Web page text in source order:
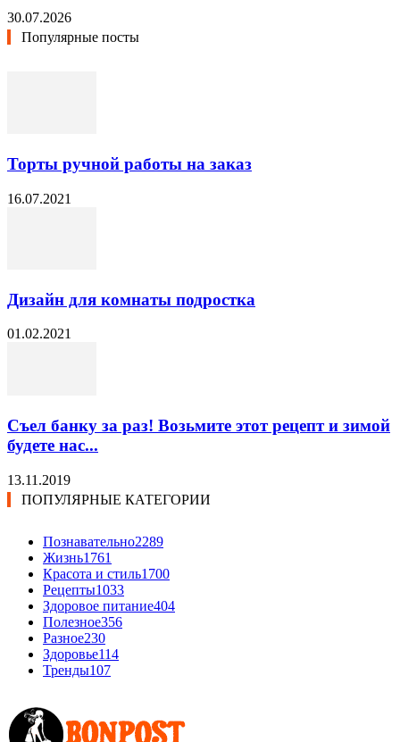
30.07.2026
Популярные посты
Торты ручной работы на заказ
16.07.2021
Дизайн для комнаты подростка
01.02.2021
Съел банку за раз! Возьмите этот рецепт и зимой
будете нас...
13.11.2019
ПОПУЛЯРНЫЕ КАТЕГОРИИ
Познавательно2289
Жизнь1761
Красота и стиль1700
Рецепты1033
Здоровое питание404
Полезное356
Разное230
Здоровье114
Тренды107